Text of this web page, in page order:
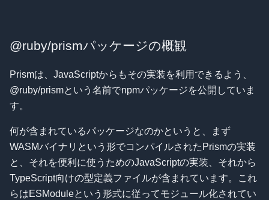
@ruby/prismパッケージの概観
Prismは、JavaScriptからもその実装を利用できるよう、
@ruby/prismという名前でnpmパッケージを公開していま
す。
何が含まれているパッケージなのかというと、まず
WASMバイナリという形でコンパイルされたPrismの実装
と、それを便利に使うためのJavaScriptの実装、それから
TypeScript向けの型定義ファイルが含まれています。これ
らはESModuleという形式に従ってモジュール化されてい